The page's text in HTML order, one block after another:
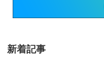
新着記事